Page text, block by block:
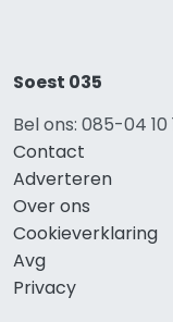
Soest 035
Bel ons: 085-04 10
Contact
Adverteren
Over ons
Cookieverklaring
Avg
Privacy